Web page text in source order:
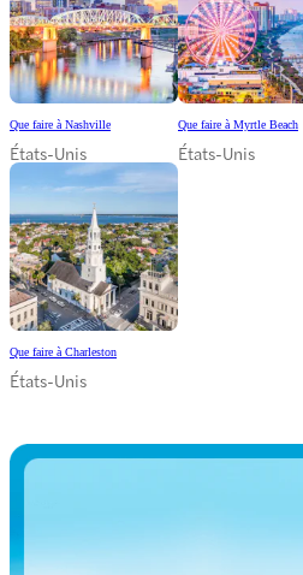
Que faire à Nashville
États-Unis
Que faire à Myrtle Beach
États-Unis
Que faire à Charleston
États-Unis